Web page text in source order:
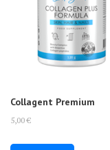
Collagent Premium
5,00€